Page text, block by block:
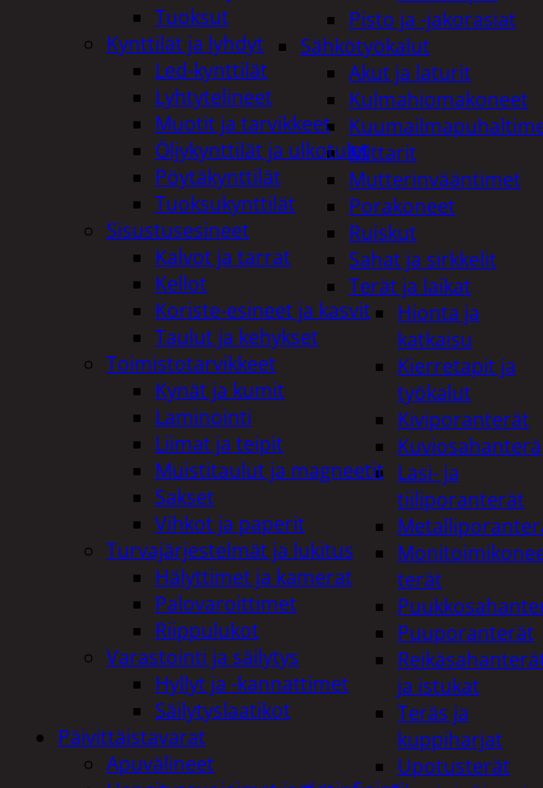
Pisto ja -jakorasiat
Sähkötyökalut
Akut ja laturit
Kulmahiomakoneet
Mittarit
Mutterinvääntimet
Porakoneet
Ruiskut
Sahat ja sirkkelit
Terät ja laikat
Hionta ja
katkaisu
Kierretapit ja
työkalut
Kiviporanterät
Kuviosahanterä
Lasi- ja
tiiliporanterät
terät
Puuporanterät
ja istukat
Teräs ja
kuppiharjat
Upotusterät
Tuoksut
Kynttilät ja lyhdyt
Led-kynttilät
Lyhtytelineet
Muotit ja tarvikkeet
Öljykynttilät ja ulkotulet
Pöytäkynttilät
Tuoksukynttilät
Sisustusesineet
Kalvot ja tarrat
Kellot
Koriste-esineet ja kasvit
Taulut ja kehykset
Toimistotarvikkeet
Kynät ja kumit
Laminointi
Liimat ja teipit
Muistitaulut ja magneetit
Sakset
Vihkot ja paperit
Turvajärjestelmät ja lukitus
Hälyttimet ja kamerat
Palovaroittimet
Riippulukot
Varastointi ja säilytys
Hyllyt ja -kannattimet
Säilytyslaatikot
Päivittäistavarat
Apuvälineet